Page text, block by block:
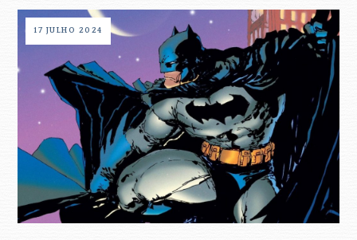
17 JULHO 2024